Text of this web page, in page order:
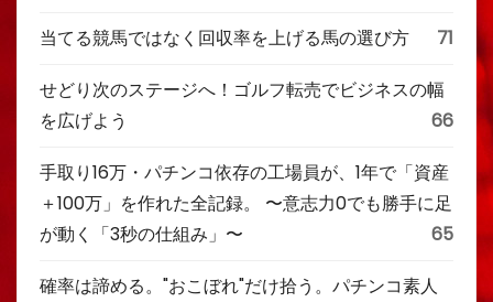
当てる競馬ではなく回収率を上げる馬の選び方 71
せどり次のステージへ！ゴルフ転売でビジネスの幅
を広げよう
66
手取り16万・パチンコ依存の工場員が、1年で「資産
＋100万」を作れた全記録。 〜意志力0でも勝手に足
が動く「3秒の仕組み」〜
65
確率は諦める。"おこぼれ"だけ拾う。パチンコ素人